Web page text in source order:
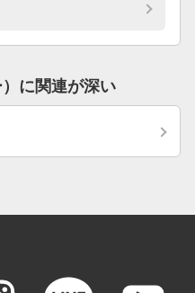
に関連が深い